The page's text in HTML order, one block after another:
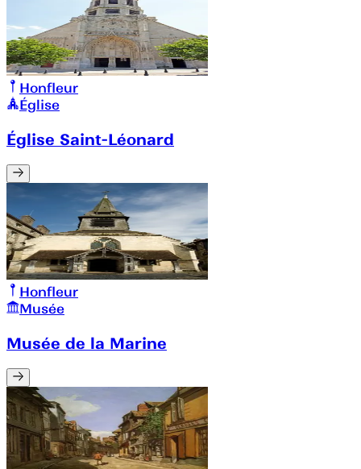
Honfleur
Église
Église Saint-Léonard
Honfleur
Musée
Musée de la Marine